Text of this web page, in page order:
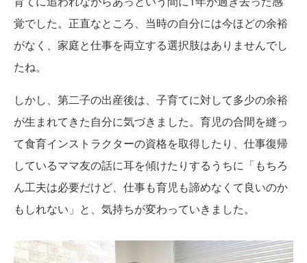
覚でした。正直なところ、当時の自分には今ほどの余裕
がなく、家庭と仕事を両立する選択肢はありませんでし
たね。
しかし、第二子の出産後は、子育てに対して多少の余裕
が生まれてきた自分に気づきました。育児の合間を縫っ
て食育インストラクターの資格を取得したり、仕事復帰
しているママ友の話に耳を傾けたりするうちに「もちろ
ん工夫は必要だけど、仕事も育児も諦めなくて良いのか
もしれない」と、気持ちが変わっていきました。